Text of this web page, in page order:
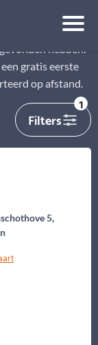
hebben.
gratis eerste
op afstand.
Filters
1
5,